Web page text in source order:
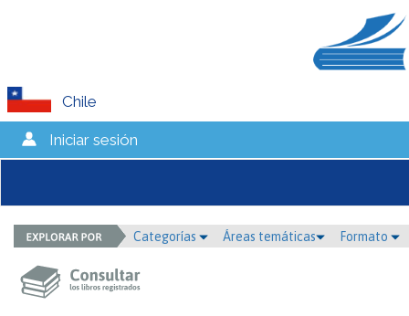
Chile
Iniciar sesión
Categorías Áreas temáticas Formato